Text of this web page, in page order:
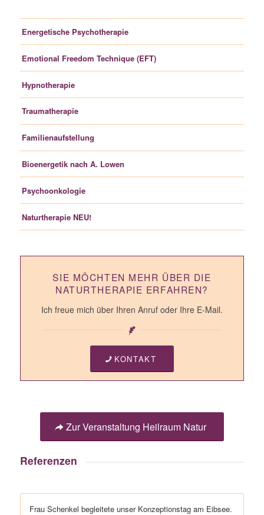
Energetische Psychotherapie
Emotional Freedom Technique (EFT)
Hypnotherapie
Traumatherapie
Familienaufstellung
Bioenergetik nach A. Lowen
Psychoonkologie
Naturtherapie NEU!
SIE MÖCHTEN MEHR ÜBER DIE
NATURTHERAPIE ERFAHREN?
Ich freue mich über Ihren Anruf oder Ihre E-Mail.
KONTAKT
Zur Veranstaltung Heilraum Natur
Referenzen
Frau Schenkel begleitete unser Konzeptionstag am Eibsee.